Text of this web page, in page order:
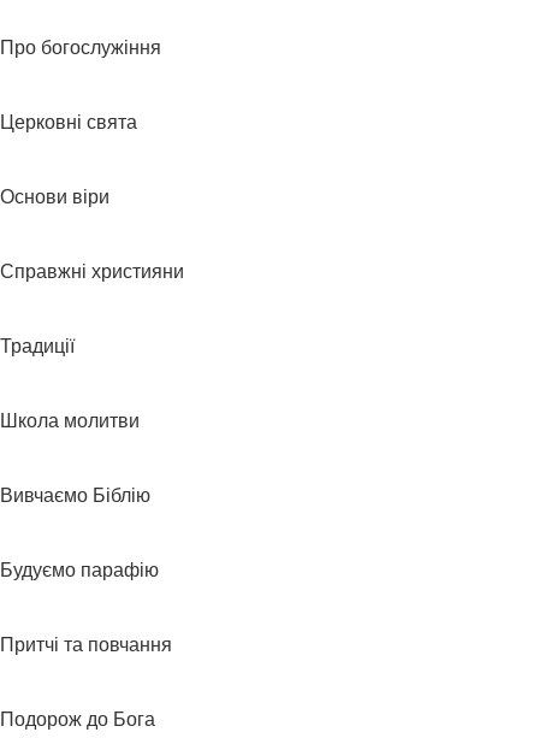
Про богослужіння
Церковні свята
Основи віри
Справжні християни
Традиції
Школа молитви
Вивчаємо Біблію
Будуємо парафію
Притчі та повчання
Подорож до Бога